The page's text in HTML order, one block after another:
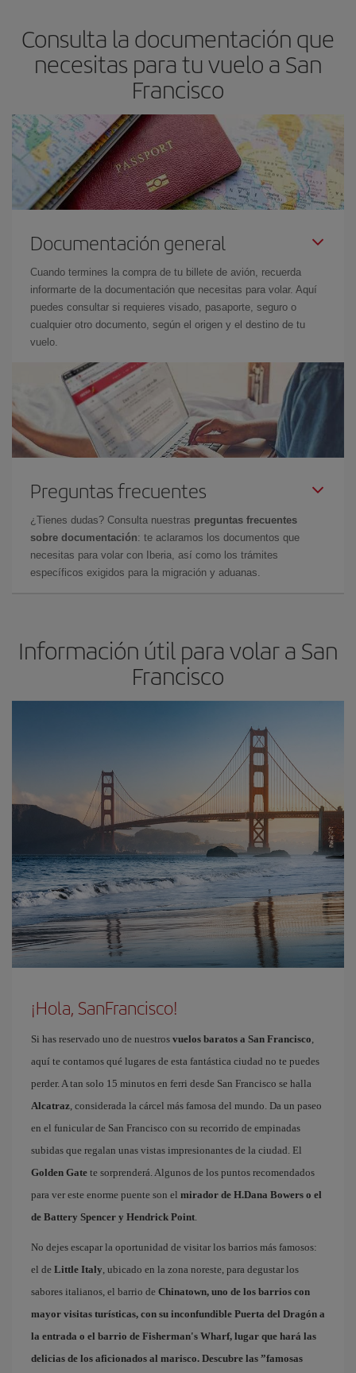
Consulta la documentación que
necesitas para tu vuelo a San
Francisco
Documentación general
Cuando termines la compra de tu billete de avión, recuerda
informarte de la documentación que necesitas para volar. Aquí
puedes consultar si requieres visado, pasaporte, seguro o
cualquier otro documento, según el origen y el destino de tu
vuelo.
Preguntas frecuentes
¿Tienes dudas? Consulta nuestras preguntas frecuentes
sobre documentación: te aclaramos los documentos que
necesitas para volar con Iberia, así como los trámites
específicos exigidos para la migración y aduanas.
Información útil para volar a San
Francisco
¡Hola, SanFrancisco!
Si has reservado uno de nuestros vuelos baratos a San Francisco
aquí te contamos qué lugares de esta fantástica ciudad no te puedes
perder. A tan solo 15 minutos en ferri desde San Francisco se halla
Alcatraz , considerada la cárcel más famosa del mundo. Da un paseo
en el funicular de San Francisco con su recorrido de empinadas
subidas que regalan unas vistas impresionantes de la ciudad. El
Golden Gate te sorprenderá. Algunos de los puntos recomendados
para ver este enorme puente son el mirador de H.Dana Bowers o el
de Battery Spencer y Hendrick Point
No dejes escapar la oportunidad de visitar los barrios más famosos:
el de Little Italy , ubicado en la zona noreste, para degustar los
sabores italianos, el barrio de Chinatown, uno de los barrios con
mayor visitas turísticas, con su inconfundible Puerta del Dragón a
la entrada o el barrio de Fisherman's Wharf, lugar que hará las
delicias de los aficionados al marisco. Descubre las ”famosas